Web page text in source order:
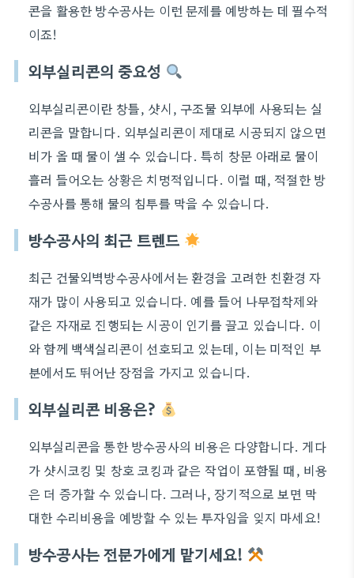
콘을 활용한 방수공사는 이런 문제를 예방하는 데 필수적
이죠!
외부실리콘의 중요성
외부실리콘이란 창틀, 샷시, 구조물 외부에 사용되는 실
리콘을 말합니다. 외부실리콘이 제대로 시공되지 않으면
비가 올 때 물이 샐 수 있습니다. 특히 창문 아래로 물이
흘러 들어오는 상황은 치명적입니다. 이럴 때, 적절한 방
수공사를 통해 물의 침투를 막을 수 있습니다.
방수공사의 최근 트렌드
최근 건물외벽방수공사에서는 환경을 고려한 친환경 자
재가 많이 사용되고 있습니다. 예를 들어 나무접착제와
같은 자재로 진행되는 시공이 인기를 끌고 있습니다. 이
와 함께 백색실리콘이 선호되고 있는데, 이는 미적인 부
분에서도 뛰어난 장점을 가지고 있습니다.
외부실리콘 비용은?
외부실리콘을 통한 방수공사의 비용은 다양합니다. 게다
가 샷시코킹 및 창호 코킹과 같은 작업이 포함될 때, 비용
은 더 증가할 수 있습니다. 그러나, 장기적으로 보면 막
대한 수리비용을 예방할 수 있는 투자임을 잊지 마세요!
방수공사는 전문가에게 맡기세요!